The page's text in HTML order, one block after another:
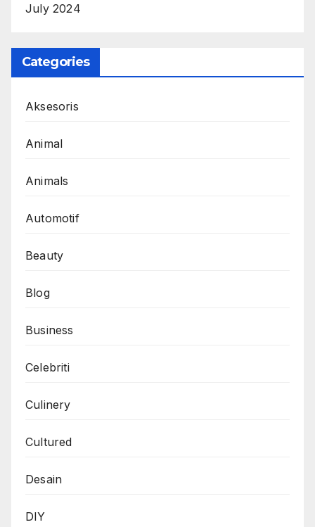
July 2024
Categories
Aksesoris
Animal
Animals
Automotif
Beauty
Blog
Business
Celebriti
Culinery
Cultured
Desain
DIY